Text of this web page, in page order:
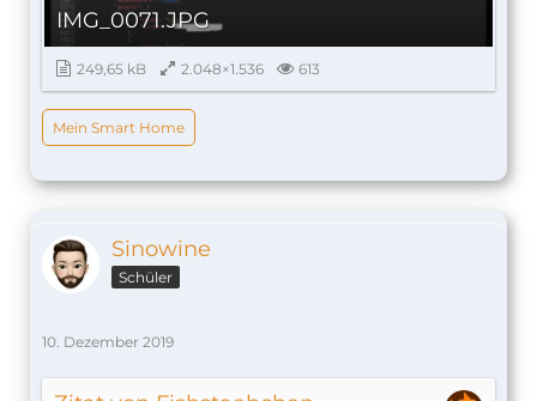
IMG_0071.JPG
249,65 kB 2.048×1.536 613
Mein Smart Home
Sinowine
Schüler
10. Dezember 2019